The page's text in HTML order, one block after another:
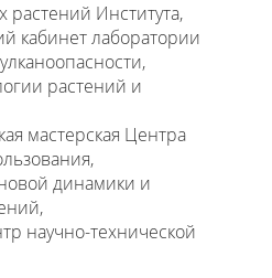
Института,
кабинет лаборатории
растений и
мастерская Центра
динамики и
научно-технической